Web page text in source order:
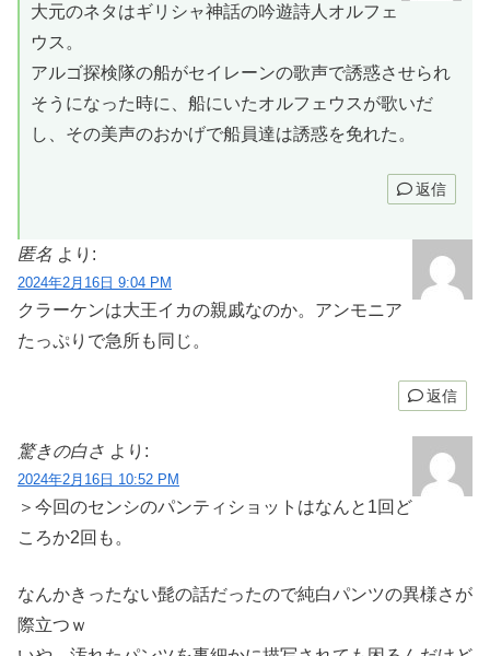
大元のネタはギリシャ神話の吟遊詩人オルフェ
ウス。
アルゴ探検隊の船がセイレーンの歌声で誘惑させられ
そうになった時に、船にいたオルフェウスが歌いだ
し、その美声のおかげで船員達は誘惑を免れた。
返信
匿名 より:
2024年2月16日 9:04 PM
クラーケンは大王イカの親戚なのか。アンモニア
たっぷりで急所も同じ。
返信
驚きの白さ より:
2024年2月16日 10:52 PM
＞今回のセンシのパンティショットはなんと1回ど
ころか2回も。
なんかきったない髭の話だったので純白パンツの異様さが
際立つｗ